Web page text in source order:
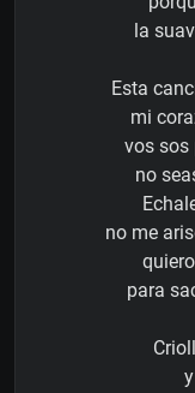
la
Esta
mi
vos sos
no
no me
para